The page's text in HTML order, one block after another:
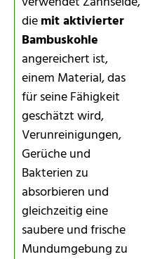
diemit aktivierter
Bambuskohle
angereichert ist,
einem Material, das
für seine Fähigkeit
geschätzt wird,
Verunreinigungen,
Gerüche und
Bakterien zu
absorbieren und
gleichzeitig eine
saubere und frische
Mundumgebung zu